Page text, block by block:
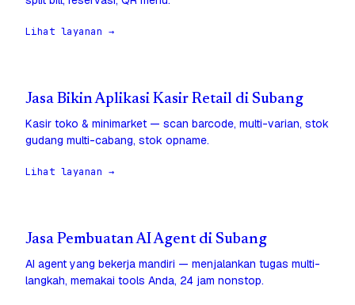
Lihat layanan →
Jasa Bikin Aplikasi Kasir Retail di Subang
Kasir toko & minimarket — scan barcode, multi-varian, stok
gudang multi-cabang, stok opname.
Lihat layanan →
Jasa Pembuatan AI Agent di Subang
AI agent yang bekerja mandiri — menjalankan tugas multi-
langkah, memakai tools Anda, 24 jam nonstop.